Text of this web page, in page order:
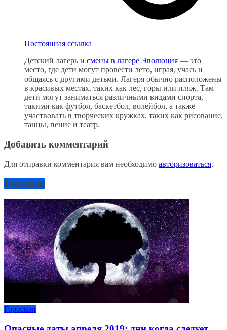
Постоянная ссылка
Детский лагерь и смены в лагере Эволюция — это
место, где дети могут провести лето, играя, учась и
общаясь с другими детьми. Лагеря обычно расположены
в красивых местах, таких как лес, горы или пляж. Там
дети могут заниматься различными видами спорта,
такими как футбол, баскетбол, волейбол, а также
участвовать в творческих кружках, таких как рисование,
танцы, пение и театр.
Добавить комментарий
Для отправки комментария вам необходимо авторизоваться.
Гороскоп
Гороскоп